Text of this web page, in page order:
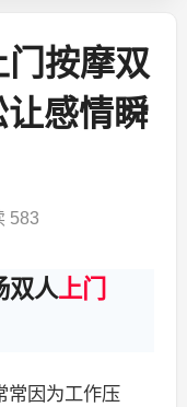
按摩双
感情瞬
583
双人上门
常因为工作压